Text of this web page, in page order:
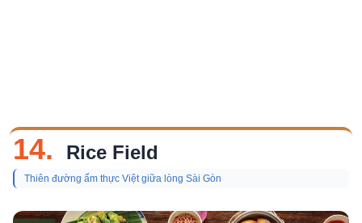
14. Rice Field
Thiên đường ẩm thực Việt giữa lòng Sài Gòn